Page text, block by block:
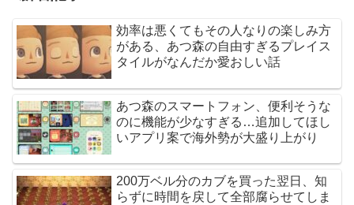
効率は悪くてもその人なりの楽しみ方
がある、あつ森の自由すぎるプレイス
タイルがなんだか愛おしい話
あつ森のスマートフォン、便利そうな
のに機能が少なすぎる…追加してほし
いアプリ案で海外勢が大盛り上がり
200万ベル分のカブを買った翌日、知
らずに時間を戻して全部腐らせてしま